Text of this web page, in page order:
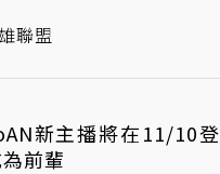
聯盟
新主播將在11/10登
前輩